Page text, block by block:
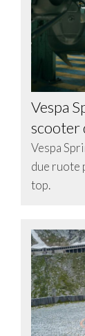
Vespa
scooter
Vespa
due ruote
top.